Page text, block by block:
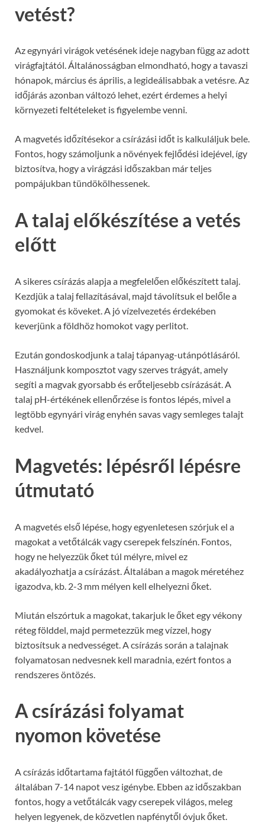
vetést?
Az egynyári virágok vetésének ideje nagyban függ az adott
virágfajtától. Általánosságban elmondható, hogy a tavaszi
hónapok, március és április, a legideálisabbak a vetésre. Az
időjárás azonban változó lehet, ezért érdemes a helyi
környezeti feltételeket is figyelembe venni.
A magvetés időzítésekor a csírázási időt is kalkuláljuk bele.
Fontos, hogy számoljunk a növények fejlődési idejével, így
biztosítva, hogy a virágzási időszakban már teljes
pompájukban tündökölhessenek.
A talaj előkészítése a vetés
előtt
A sikeres csírázás alapja a megfelelően előkészített talaj.
Kezdjük a talaj fellazításával, majd távolítsuk el belőle a
gyomokat és köveket. A jó vízelvezetés érdekében
keverjünk a földhöz homokot vagy perlitot.
Ezután gondoskodjunk a talaj tápanyag-utánpótlásáról.
Használjunk komposztot vagy szerves trágyát, amely
segíti a magvak gyorsabb és erőteljesebb csírázását. A
talaj pH-értékének ellenőrzése is fontos lépés, mivel a
legtöbb egynyári virág enyhén savas vagy semleges talajt
kedvel.
Magvetés: lépésről lépésre
útmutató
A magvetés első lépése, hogy egyenletesen szórjuk el a
magokat a vetőtálcák vagy cserepek felszínén. Fontos,
hogy ne helyezzük őket túl mélyre, mivel ez
akadályozhatja a csírázást. Általában a magok méretéhez
igazodva, kb. 2-3 mm mélyen kell elhelyezni őket.
Miután elszórtuk a magokat, takarjuk le őket egy vékony
réteg földdel, majd permetezzük meg vízzel, hogy
biztosítsuk a nedvességet. A csírázás során a talajnak
folyamatosan nedvesnek kell maradnia, ezért fontos a
rendszeres öntözés.
A csírázási folyamat
nyomon követése
A csírázás időtartama fajtától függően változhat, de
általában 7-14 napot vesz igénybe. Ebben az időszakban
fontos, hogy a vetőtálcák vagy cserepek világos, meleg
helyen legyenek, de közvetlen napfénytől óvjuk őket.